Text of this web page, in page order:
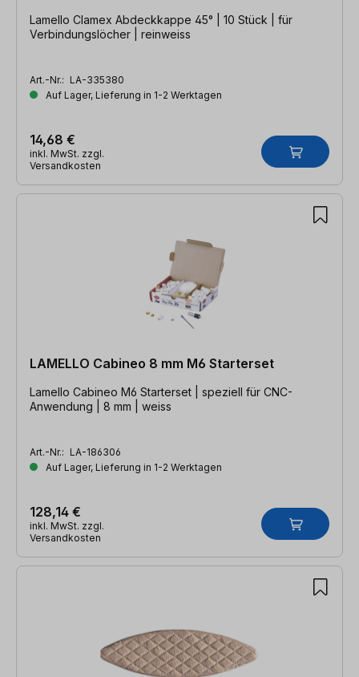
Lamello Clamex Abdeckkappe 45° | 10 Stück | für
Verbindungslöcher | reinweiss
Art.-Nr.: LA-335380
Auf Lager, Lieferung in 1-2 Werktagen
14,68 €
inkl. MwSt. zzgl.
Versandkosten
LAMELLO Cabineo 8 mm M6 Starterset
Lamello Cabineo M6 Starterset | speziell für CNC-
Anwendung | 8 mm | weiss
Art.-Nr.: LA-186306
Auf Lager, Lieferung in 1-2 Werktagen
128,14 €
inkl. MwSt. zzgl.
Versandkosten